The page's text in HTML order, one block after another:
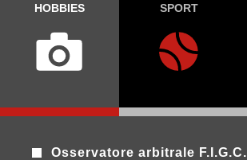
HOBBIES SPORT
Osservatore arbitrale F.I.G.C.